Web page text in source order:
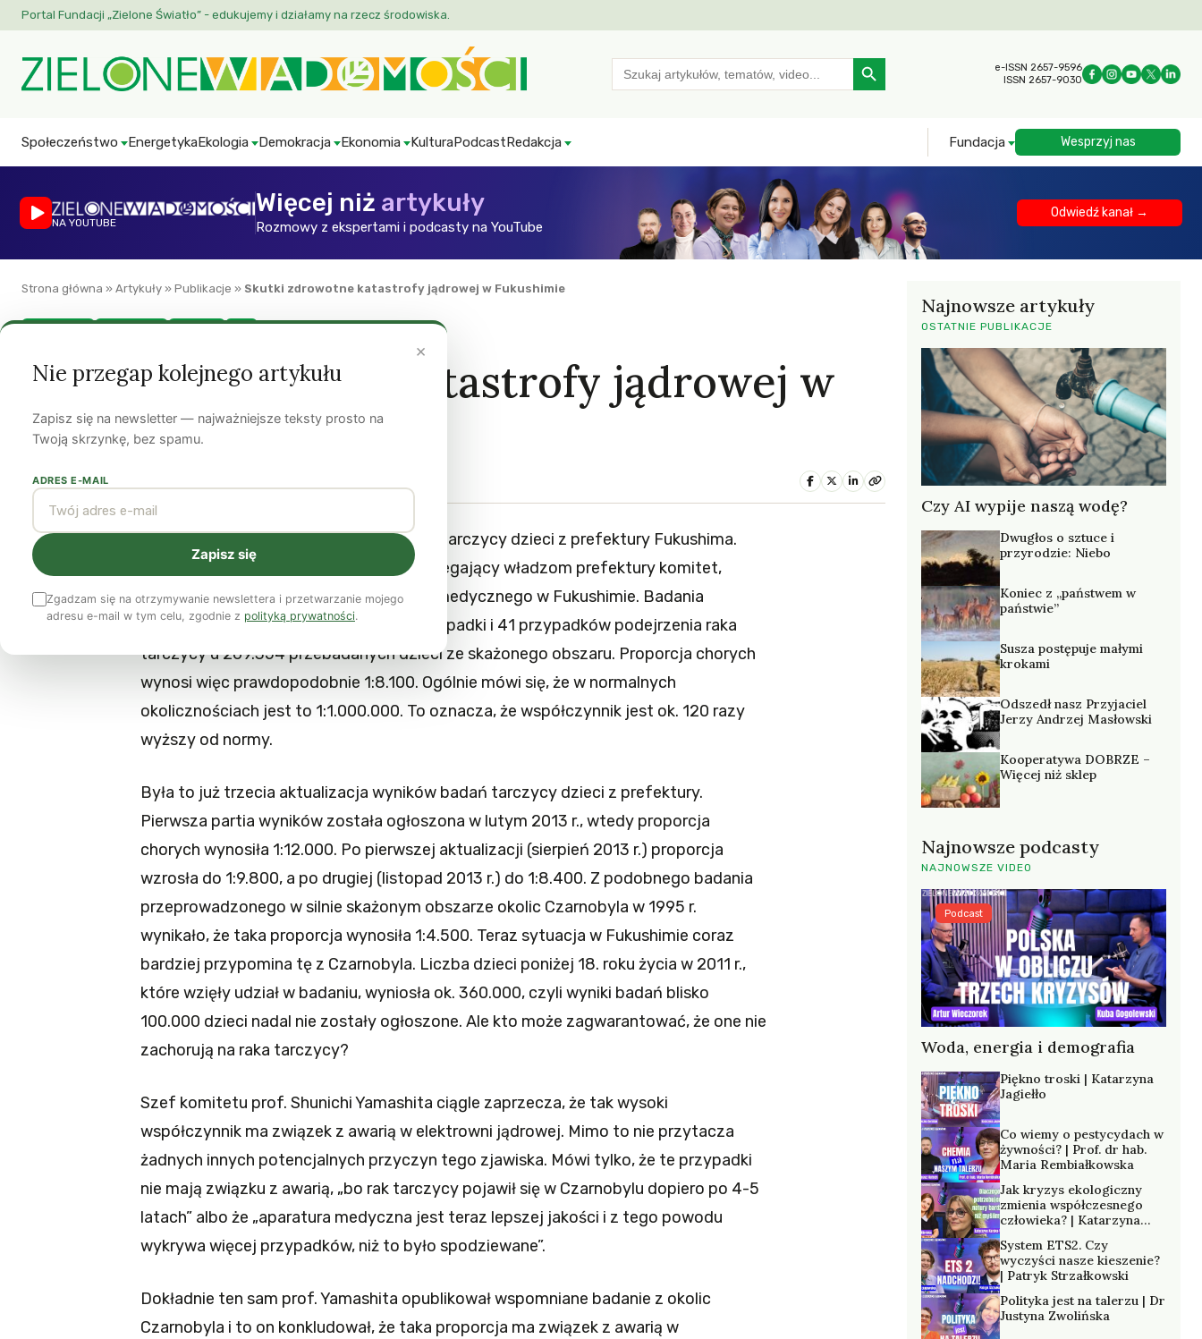
Portal Fundacji „Zielone Światło” - edukujemy i działamy na rzecz środowiska.
Search
for:
Search Button
e-ISSN 2657-9596
ISSN 2657-9030
Społeczeństwo EnergetykaEkologia Demokracja Ekonomia KulturaPodcastRedakcja Fundacja Wesprzyj nas
NA YOUTUBE
Więcej niż artykuły
Rozmowy z ekspertami i podcasty na YouTube
Odwiedź kanał →
Strona główna » Artykuły » Publikacje » Skutki zdrowotne katastrofy jądrowej w Fukushimie
Skutki zdrowotne katastrofy jądrowej w
Fukushimie
Yasuhiro Igarashi
7 lutego 2014 r. ogłoszono wyniki badań tarczycy dzieci z prefektury Fukushima.
Zostały one przeprowadzone przez podlegający władzom prefektury komitet,
złożony ze specjalistów z uniwersytetu medycznego w Fukushimie. Badania
wykazały, że są już 33 potwierdzone przypadki i 41 przypadków podejrzenia raka
tarczycy u 269.354 przebadanych dzieci ze skażonego obszaru. Proporcja chorych
wynosi więc prawdopodobnie 1:8.100. Ogólnie mówi się, że w normalnych
okolicznościach jest to 1:1.000.000. To oznacza, że współczynnik jest ok. 120 razy
wyższy od normy.
Była to już trzecia aktualizacja wyników badań tarczycy dzieci z prefektury.
Pierwsza partia wyników została ogłoszona w lutym 2013 r., wtedy proporcja
chorych wynosiła 1:12.000. Po pierwszej aktualizacji (sierpień 2013 r.) proporcja
wzrosła do 1:9.800, a po drugiej (listopad 2013 r.) do 1:8.400. Z podobnego badania
przeprowadzonego w silnie skażonym obszarze okolic Czarnobyla w 1995 r.
wynikało, że taka proporcja wynosiła 1:4.500. Teraz sytuacja w Fukushimie coraz
bardziej przypomina tę z Czarnobyla. Liczba dzieci poniżej 18. roku życia w 2011 r.,
które wzięły udział w badaniu, wyniosła ok. 360.000, czyli wyniki badań blisko
100.000 dzieci nadal nie zostały ogłoszone. Ale kto może zagwarantować, że one nie
zachorują na raka tarczycy?
Szef komitetu prof. Shunichi Yamashita ciągle zaprzecza, że tak wysoki
współczynnik ma związek z awarią w elektrowni jądrowej. Mimo to nie przytacza
żadnych innych potencjalnych przyczyn tego zjawiska. Mówi tylko, że te przypadki
nie mają związku z awarią, „bo rak tarczycy pojawił się w Czarnobylu dopiero po 4-5
latach” albo że „aparatura medyczna jest teraz lepszej jakości i z tego powodu
wykrywa więcej przypadków, niż to było spodziewane”.
Dokładnie ten sam prof. Yamashita opublikował wspomniane badanie z okolic
Czarnobyla i to on konkludował, że taka proporcja ma związek z awarią w
Najnowsze artykuły
OSTATNIE PUBLIKACJE
Czy AI wypije naszą wodę?
Dwugłos o sztuce i
przyrodzie: Niebo
Koniec z „państwem w
państwie”
Susza postępuje małymi
krokami
Odszedł nasz Przyjaciel
Jerzy Andrzej Masłowski
Kooperatywa DOBRZE –
Więcej niż sklep
Najnowsze podcasty
NAJNOWSZE VIDEO
Woda, energia i demografia
Podcast
Piękno troski | Katarzyna
Jagiełło
Co wiemy o pestycydach w
żywności? | Prof. dr hab.
Maria Rembiałkowska
Jak kryzys ekologiczny
zmienia współczesnego
człowieka? | Katarzyna
System ETS2. Czy
wyczyści nasze kieszenie?
| Patryk Strzałkowski
Polityka jest na talerzu | Dr
Justyna Zwolińska
×
Nie przegap kolejnego artykułu
Zapisz się na newsletter — najważniejsze teksty prosto na
Twoją skrzynkę, bez spamu.
ADRES E-MAIL
Zapisz się
Zgadzam się na otrzymywanie newslettera i przetwarzanie mojego
adresu e-mail w tym celu, zgodnie z polityką prywatności.